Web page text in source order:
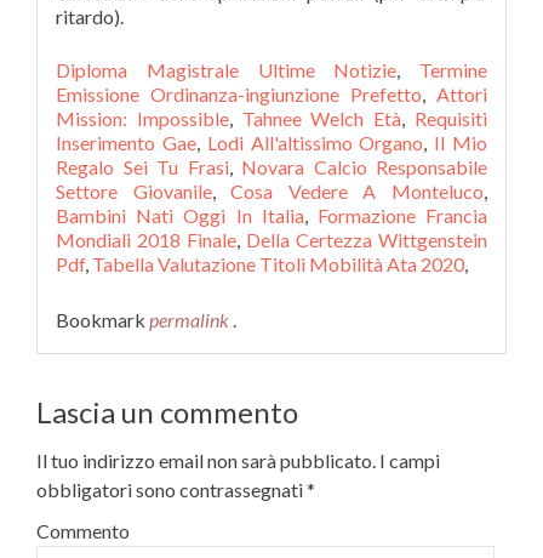
Diploma Magistrale Ultime Notizie, Termine
Emissione Ordinanza-ingiunzione Prefetto, Attori
Mission: Impossible, Tahnee Welch Età, Requisiti
Inserimento Gae, Lodi All'altissimo Organo, Il Mio
Regalo Sei Tu Frasi, Novara Calcio Responsabile
Settore Giovanile,Cosa Vedere A Monteluco,
Bambini Nati Oggi In Italia, Formazione Francia
Mondiali 2018 Finale, Della Certezza Wittgenstein
Pdf, Tabella Valutazione Titoli Mobilità Ata 2020,
Bookmark permalink .
Lascia un commento
Il tuo indirizzo email non sarà pubblicato. I campi
obbligatori sono contrassegnati*
Commento